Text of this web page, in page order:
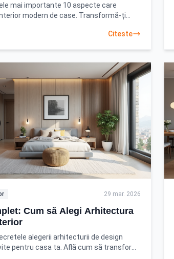
mai importante 10 aspecte care
modern de case. Transformă-ți
Citeste
29 mar. 2026
Cum să Alegi Arhitectura
alegerii arhitecturii de design
pentru casa ta. Află cum să transformi